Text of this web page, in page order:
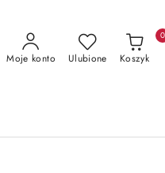
Moje konto Ulubione Koszyk
0